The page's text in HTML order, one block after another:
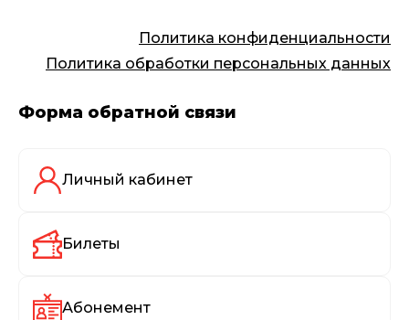
Политика конфиденциальности
Политика обработки персональных данных
Форма обратной связи
Личный кабинет
Билеты
Абонемент